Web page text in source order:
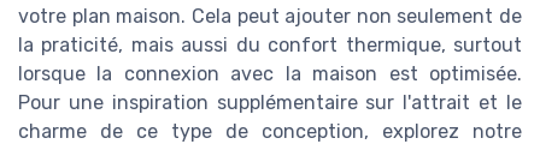
votre plan maison. Cela peut ajouter non seulement de
la praticité, mais aussi du confort thermique, surtout
lorsque la connexion avec la maison est optimisée.
Pour une inspiration supplémentaire sur l'attrait et le
charme de ce type de conception, explorez notre